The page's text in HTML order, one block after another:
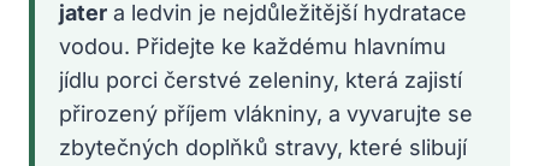
jater a ledvin je nejdůležitější hydratace
vodou. Přidejte ke každému hlavnímu
jídlu porci čerstvé zeleniny, která zajistí
přirozený příjem vlákniny, a vyvarujte se
zbytečných doplňků stravy, které slibují